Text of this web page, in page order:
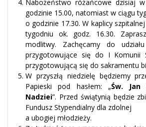
Nabożeństwo różańcowe dzisiaj
godzinie 15.00, natomiast w ciągu
o godzinie 17.30. W kaplicy
tygodniu ok. godz. 16.30.
modlitwy. Zachęcamy do
przygotowujące się do I Komunii
przygotowującą się do sakramentu
W przyszłą niedzielę będziemy
Papieski pod hasłem: „Św. Jan
Nadziei”. Przed świątynią będzie
Fundusz Stypendialny dla zdolnej
a ubogiej młodzieży.